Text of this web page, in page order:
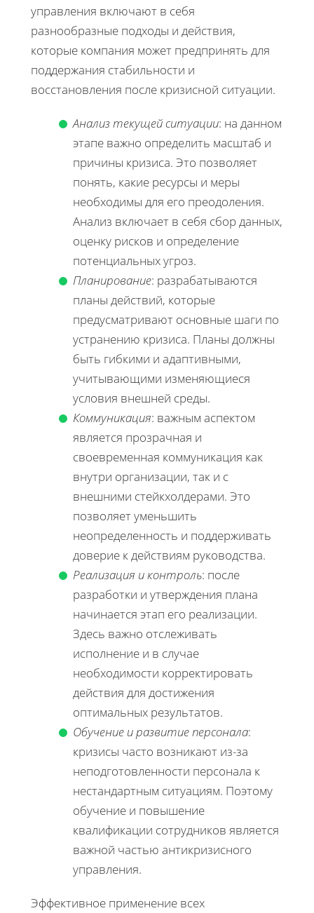
управления включают в себя
разнообразные подходы и действия,
которые компания может предпринять для
поддержания стабильности и
восстановления после кризисной ситуации.
Анализ текущей ситуации: на данном
этапе важно определить масштаб и
причины кризиса. Это позволяет
понять, какие ресурсы и меры
необходимы для его преодоления.
Анализ включает в себя сбор данных,
оценку рисков и определение
потенциальных угроз.
Планирование: разрабатываются
планы действий, которые
предусматривают основные шаги по
устранению кризиса. Планы должны
быть гибкими и адаптивными,
учитывающими изменяющиеся
условия внешней среды.
Коммуникация: важным аспектом
является прозрачная и
своевременная коммуникация как
внутри организации, так и с
внешними стейкхолдерами. Это
позволяет уменьшить
неопределенность и поддерживать
доверие к действиям руководства.
Реализация и контроль: после
разработки и утверждения плана
начинается этап его реализации.
Здесь важно отслеживать
исполнение и в случае
необходимости корректировать
действия для достижения
оптимальных результатов.
Обучение и развитие персонала:
кризисы часто возникают из-за
неподготовленности персонала к
нестандартным ситуациям. Поэтому
обучение и повышение
квалификации сотрудников является
важной частью антикризисного
управления.
Эффективное применение всех